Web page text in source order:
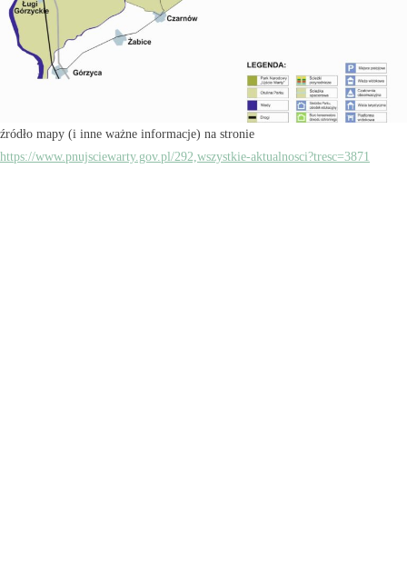
źródło mapy (i inne ważne informacje) na stronie
https://www.pnujsciewarty.gov.pl/292,wszystkie-aktualnosci?tresc=3871